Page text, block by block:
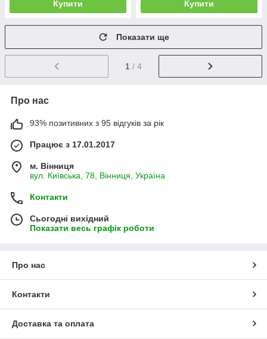
Купити Купити
Показати ще
1 / 4
Про нас
93% позитивних з 95 відгуків за рік
Працює з 17.01.2017
м. Вінниця
вул. Київська, 78, Вінниця, Україна
Контакти
Сьогодні вихідний
Показати весь графік роботи
Про нас
Контакти
Доставка та оплата